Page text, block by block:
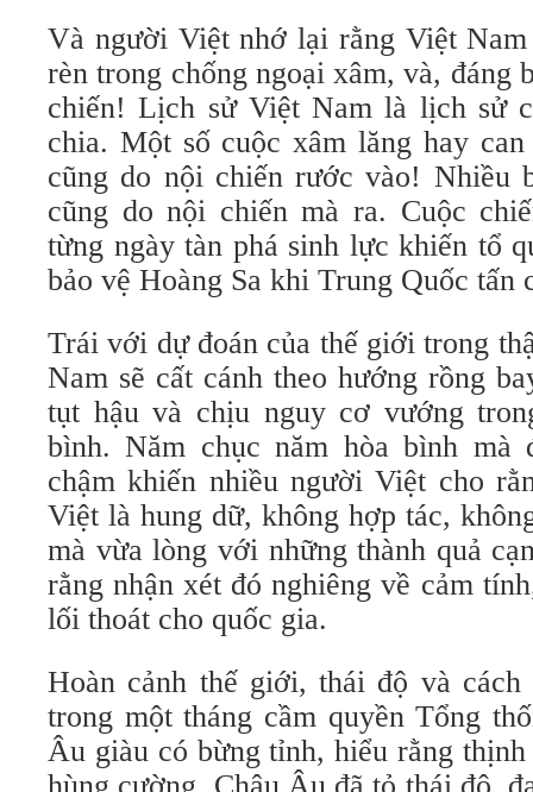
Và người Việt nhớ lại rằng Việt
rèn trong chống ngoại xâm, và, đáng
chiến! Lịch sử Việt Nam là lịch sử
chia. Một số cuộc xâm lăng hay
cũng do nội chiến rước vào! Nhiều
cũng do nội chiến mà ra. Cuộc
từng ngày tàn phá sinh lực khiến tổ
bảo vệ Hoàng Sa khi Trung Quốc tấn
Trái với dự đoán của thế giới trong
Nam sẽ cất cánh theo hướng rồng
tụt hậu và chịu nguy cơ vướng
bình. Năm chục năm hòa bình mà
chậm khiến nhiều người Việt cho
Việt là hung dữ, không hợp tác,
mà vừa lòng với những thành quả
rằng nhận xét đó nghiêng về cảm
lối thoát cho quốc gia.
Hoàn cảnh thế giới, thái độ và
trong một tháng cầm quyền Tổng
Âu giàu có bừng tỉnh, hiểu rằng